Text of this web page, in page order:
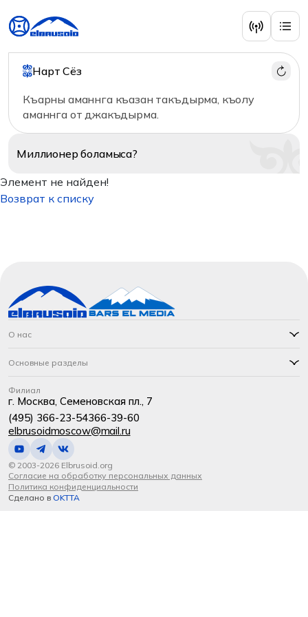
Нарт Сёз
Къарны аманнга къазан такъдырма, къолу
аманнга от джакъдырма.
Миллионерболамыса?
Элемент не найден!
Возврат к списку
О нас
Основные разделы
Филиал
г. Москва, Семеновская пл., 7
(495) 366-23-54366-39-60
elbrusoidmoscow@mail.ru
© 2003-2026 Elbrusoid.org
Согласие на обработку персональных данных
Политика конфиденциальности
Сделано в OKTTA